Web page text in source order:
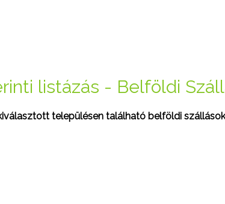
listázás - Belföldi
településen található belföldi